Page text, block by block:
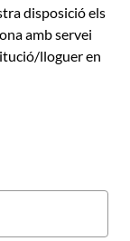
disposició els
amb servei
lloguer en